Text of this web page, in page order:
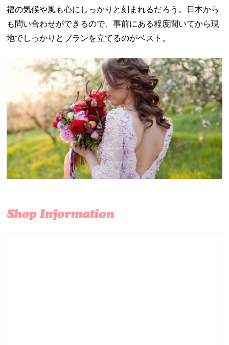
福の気候や風も心にしっかりと刻まれるだろう。日本から
も問い合わせができるので、事前にある程度聞いてから現
地でしっかりとプランを立てるのがベスト。